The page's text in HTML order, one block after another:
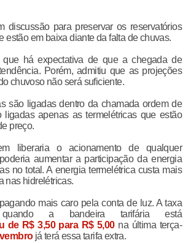
discussão para preservar os reservatórios
estão em baixa diante da falta de chuvas.
há expectativa de que a chegada de
Porém, admitiu que as projeções
chuvoso não será suficiente.
são ligadas dentro da chamada ordem de
ligadas apenas as termelétricas que estão
preço.
liberaria o acionamento de qualquer
aumentar a participação da energia
no total. A energia termelétrica custa mais
nas hidrelétricas.
mais caro pela conta de luz. A taxa
a bandeira tarifária está
de R$ 3,50 para R$ 5,00 na última terça-
já terá essa tarifa extra.